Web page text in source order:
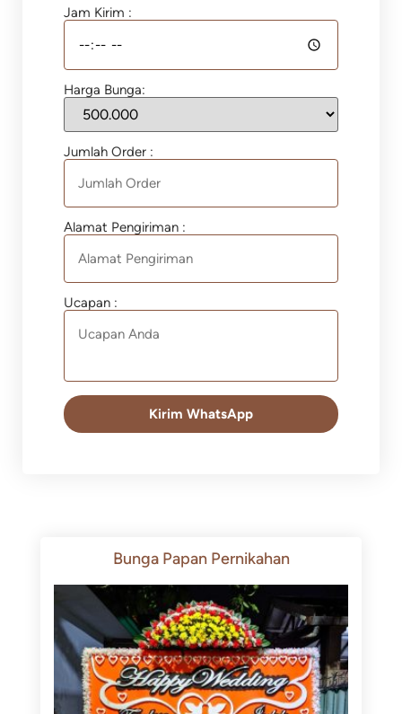
Jam Kirim :
Harga Bunga:
Jumlah Order :
Alamat Pengiriman :
Ucapan :
Kirim WhatsApp
Bunga Papan Pernikahan